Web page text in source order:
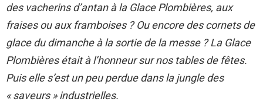
des vacherins d’antan à la Glace Plombières, aux
fraises ou aux framboises ?Ou encore des cornets de
glace du dimanche à la sortie de la messe ? La Glace
Plombières était à l’honneur sur nos tables de fêtes.
Puis elle s’est un peu perdue dans la jungle des
« saveurs » industrielles.